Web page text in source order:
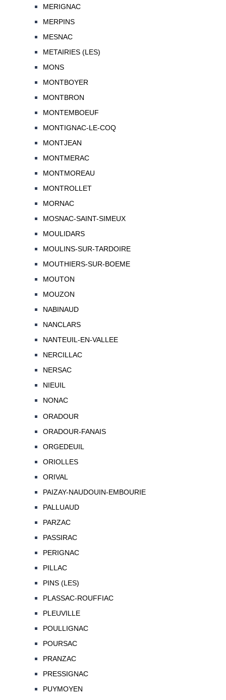
MERIGNAC
MERPINS
MESNAC
METAIRIES (LES)
MONS
MONTBOYER
MONTBRON
MONTEMBOEUF
MONTIGNAC-LE-COQ
MONTJEAN
MONTMERAC
MONTMOREAU
MONTROLLET
MORNAC
MOSNAC-SAINT-SIMEUX
MOULIDARS
MOULINS-SUR-TARDOIRE
MOUTHIERS-SUR-BOEME
MOUTON
MOUZON
NABINAUD
NANCLARS
NANTEUIL-EN-VALLEE
NERCILLAC
NERSAC
NIEUIL
NONAC
ORADOUR
ORADOUR-FANAIS
ORGEDEUIL
ORIOLLES
ORIVAL
PAIZAY-NAUDOUIN-EMBOURIE
PALLUAUD
PARZAC
PASSIRAC
PERIGNAC
PILLAC
PINS (LES)
PLASSAC-ROUFFIAC
PLEUVILLE
POULLIGNAC
POURSAC
PRANZAC
PRESSIGNAC
PUYMOYEN